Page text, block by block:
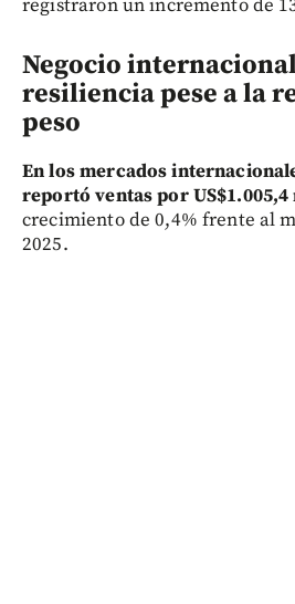
registraron un incremento de
Negocio
resiliencia pese a la
peso
En los mercados
reportó ventas por
crecimiento de 0,4% frente al
2025.